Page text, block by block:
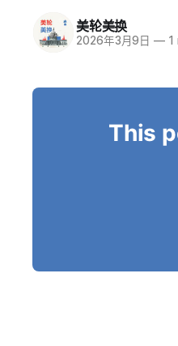
美轮美换
2026年3月9日 — 1
This